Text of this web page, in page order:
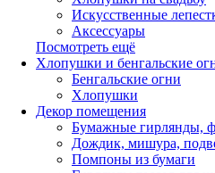
Искусственные
Аксессуары
Посмотреть ещё
Хлопушки и бенгальские
Бенгальские огни
Хлопушки
Декор помещения
Бумажные гирлянды,
Дождик, мишура,
Помпоны из бумаги